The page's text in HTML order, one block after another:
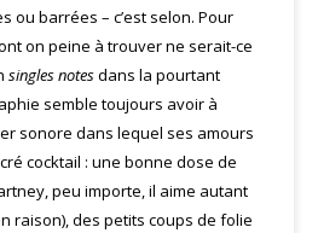
ou barrées – c’est selon. Pour
on peine à trouver ne serait-ce
singles notesdans la pourtant
semble toujours avoir à
sonore dans lequel ses amours
cocktail : une bonne dose de
peu importe, il aime autant
raison), des petits coups de folie